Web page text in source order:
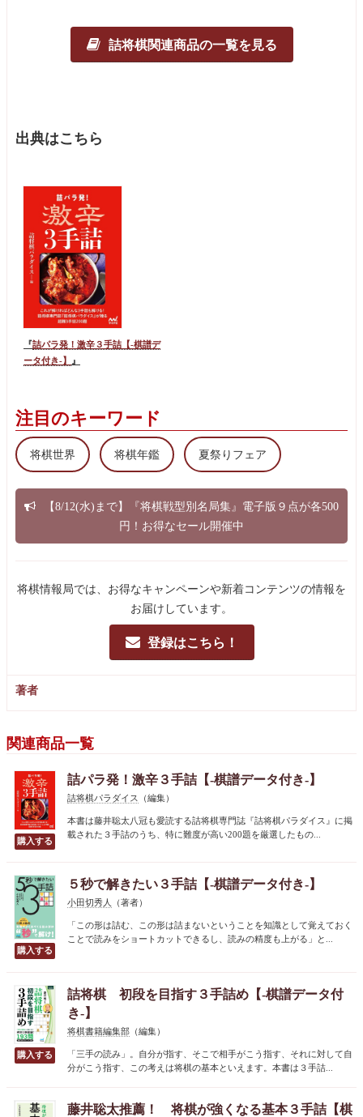
詰将棋関連商品の一覧を見る
出典はこちら
『詰パラ発！激辛３手詰【-棋譜デ
ータ付き-】
』
注目のキーワード
将棋世界 将棋年鑑 夏祭りフェア
【8/12(水)まで】『将棋戦型別名局集』電子版９点が各500
円！お得なセール開催中
将棋情報局では、お得なキャンペーンや新着コンテンツの情報を
お届けしています。
登録はこちら！
著者
関連商品一覧
詰パラ発！激辛３手詰【-棋譜データ付き-】
詰将棋パラダイス （編集）
本書は藤井聡太八冠も愛読する詰将棋専門誌『詰将棋パラダイス』に掲
載された３手詰のうち、特に難度が高い200題を厳選したもの...
５秒で解きたい３手詰【-棋譜データ付き-】
小田切秀人 （著者）
「この形は詰む、この形は詰まないということを知識として覚えておく
ことで読みをショートカットできるし、読みの精度も上がる」と...
詰将棋 初段を目指す３手詰め【-棋譜データ付
き-】
将棋書籍編集部 （編集）
「三手の読み」。自分が指す、そこで相手がこう指す、それに対して自
分がこう指す、この考えは将棋の基本といえます。本書は３手詰...
藤井聡太推薦！ 将棋が強くなる基本３手詰【棋